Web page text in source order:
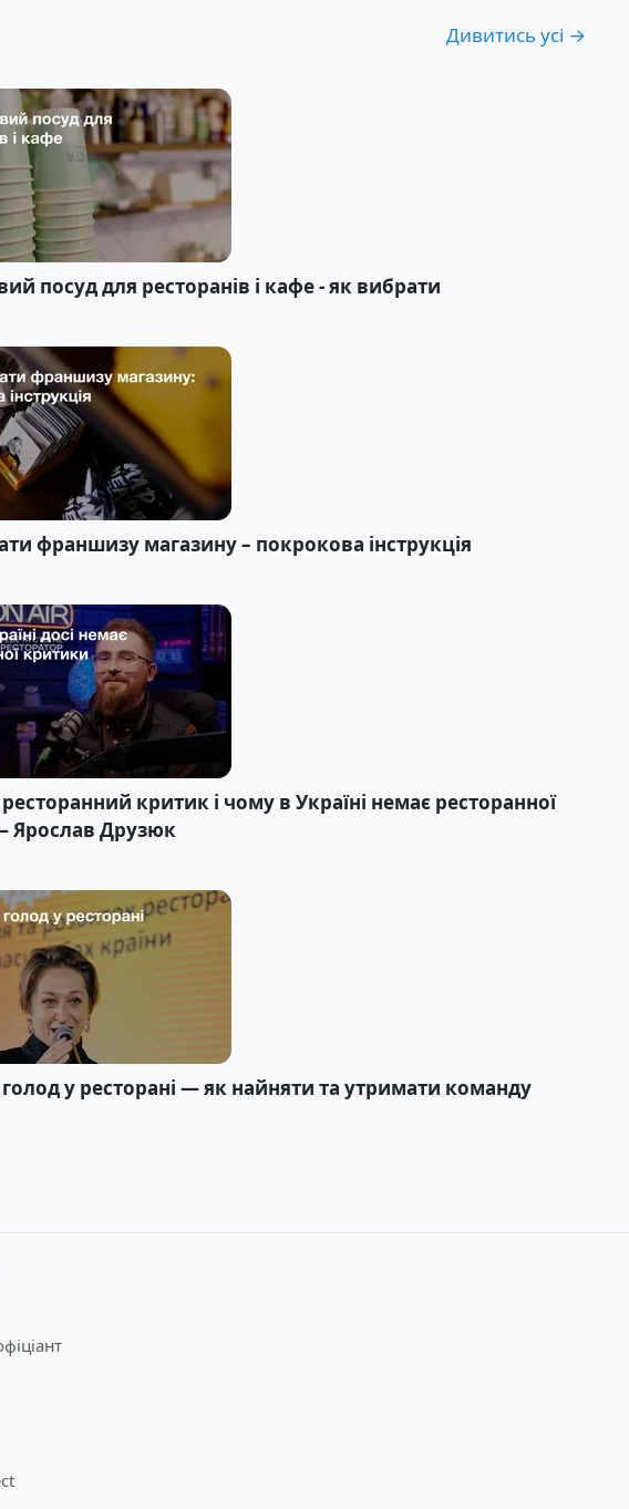
Дивитись усі →
посуд для ресторанів і кафе - як вибрати
франшизу магазину – покрокова інструкція
критик і чому в Україні немає ресторанної
Ярослав Друзюк
у ресторані — як найняти та утримати команду